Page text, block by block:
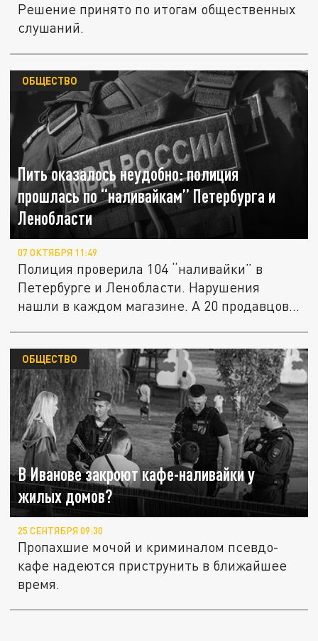
Решение принято по итогам общественных
слушаний.
Пить оказалось неудобно: полиция
прошлась по “наливайкам” Петербурга и
Ленобласти
ОБЩЕСТВО
07 ОКТЯБРЯ 11:49
Полиция проверила 104 “наливайки” в
Петербурге и Ленобласти. Нарушения
нашли в каждом магазине. А 20 продавцов...
В Иванове закроют кафе-наливайки у
жилых домов?
ОБЩЕСТВО
25 СЕНТЯБРЯ 09:30
Пропахшие мочой и криминалом псевдо-
кафе надеются приструнить в ближайшее
время.